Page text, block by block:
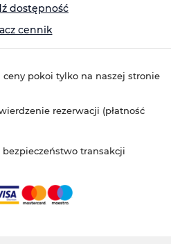
dostępność
cennik
pokoi tylko na naszej stronie
rezerwacji (płatność
transakcji